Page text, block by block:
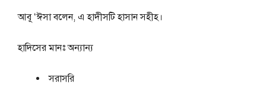
আবূ ‘ঈসা বলেন, এ হাদীসটি হাসান সহীহ।
হাদিসের মানঃঅন্যান্য
সরাসরি